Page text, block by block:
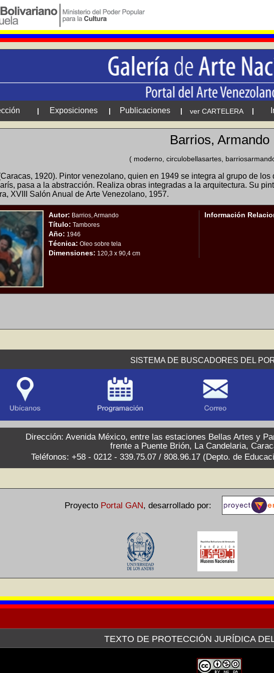
| Exposiciones | Publicaciones | ver CARTELERA |
Barrios, Armando
( moderno, circulobellasartes,
1920). Pintor venezolano, quien en 1949 se integra al grupo de
pasa a la abstracción. Realiza obras integradas a la arquitectura. Su
XVIII Salón Anual de Arte Venezolano, 1957.
Autor: Barrios, Armando
Título: Tambores
Año: 1946
Técnica: Oleo sobre tela
Dimensiones: 120,3 x 90,4 cm
Información
SISTEMA DE BUSCADORES DEL
Dirección: Avenida México, entre las estaciones Bellas Artes y
frente a Puente Brión, La Candelaria,
Teléfonos: +58 - 0212 - 339.75.07 / 808.96.17 (Depto. de
Proyecto Portal GAN, desarrollado por:
TEXTO DE PROTECCIÓN JURÍDICA
Galería de Arte Nacional, a través de la plataforma tecnológica de la Red
de haber hecho la consulta pertinente ante el Servicio Autónomo de